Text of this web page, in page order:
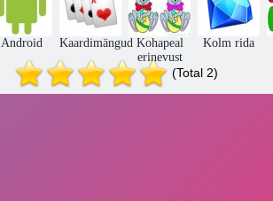
Mahlane kriips Telkrix
Android Kaardimängud Kohapeal
erinevust
Kolm rida
(Total 2)